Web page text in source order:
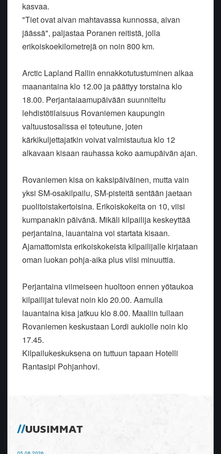
kasvaa.
"Tiet ovat aivan mahtavassa kunnossa, aivan
jäässä", paljastaa Poranen reitistä, jolla
erikoiskoekilometrejä on noin 800 km.
Arctic Lapland Rallin ennakkotutustuminen alkaa
maanantaina klo 12.00 ja päättyy torstaina klo
18.00. Perjantaiaamupäivään suunniteltu
lehdistötilaisuus Rovaniemen kaupungin
valtuustosalissa ei toteutune, joten
kärkikuljettajatkin voivat valmistautua klo 12
alkavaan kisaan rauhassa koko aamupäivän ajan.
Rovaniemen kisa on kaksipäiväinen, mutta vain
yksi SM-osakilpailu, SM-pisteitä sentään jaetaan
puolitoistakertoisina. Erikoiskokeita on 10, viisi
kumpanakin päivänä. Mikäli kilpailija keskeyttää
perjantaina, lauantaina voi startata kisaan.
Ajamattomista erikoiskokeista kilpailijalle kirjataan
oman luokan pohja-aika plus viisi minuuttia.
Perjantaina viimeiseen huoltoon ennen yötaukoa
kilpailijat tulevat noin klo 20.00. Aamulla
lauantaina kisa jatkuu klo 8.00. Maaliin tullaan
Rovaniemen keskustaan Lordi aukiolle noin klo
17.45.
Kilpailukeskuksena on tuttuun tapaan Hotelli
Rantasipi Pohjanhovi.
UUSIMMAT